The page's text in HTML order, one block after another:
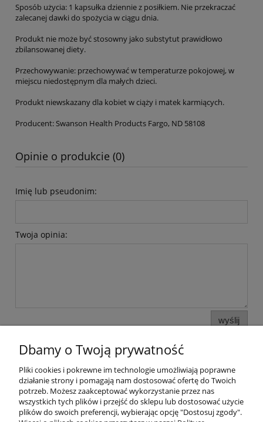
Sposób użycia: 1 kapsułka dziennie z posiłkiem. Nie przekraczać
zalecanej dawki do spożycia w ciągu dnia.
Produkt nie może być stosowny jako substytut prawidłowo
zbilansowanej diety.
Przechowywanie: przechowywać w temperaturze pokojowej, w
miejscu niedostępnym dla małych dzieci.
Produkt niewskazany dla kobiet w ciąży i matek karmiących.
Producent: Swanson Health Products Fargo, ND 58108
Opinie o produkcie (0)
Imię lub pseudonim:
Twoja opinia:
wyślij
Pomoc
Moje konto
Dbamy o Twoją prywatność
Pliki cookies i pokrewne im technologie umożliwiają poprawne
działanie strony i pomagają nam dostosować ofertę do Twoich
potrzeb. Możesz zaakceptować wykorzystanie przez nas
wszystkich tych plików i przejść do sklepu lub dostosować użycie
plików do swoich preferencji, wybierając opcję "Dostosuj zgody".